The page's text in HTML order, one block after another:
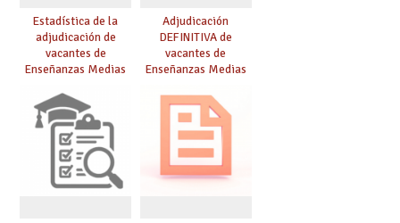
Estadística de la
adjudicación de
vacantes de
Enseñanzas Medias
Adjudicación
DEFINITIVA de
vacantes de
Enseñanzas Medias